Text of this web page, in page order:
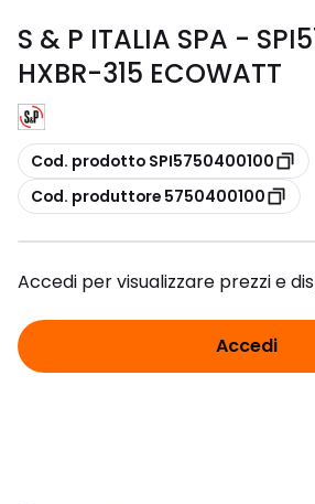
S & P ITALIA SPA -
HXBR-315 ECOWATT
copia
Cod. prodotto SPI5750400100
copia
Cod. produttore 5750400100
Accedi per visualizzare prezzi e
Accedi